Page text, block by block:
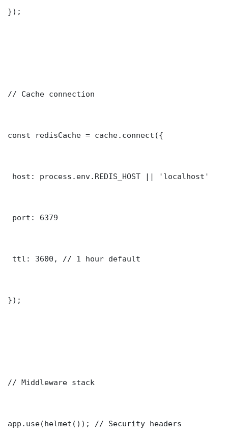
});
// Cache connection
const redisCache = cache.connect({
host: process.env.REDIS_HOST || 'localhost'
port: 6379
ttl: 3600, // 1 hour default
});
// Middleware stack
app.use(helmet()); // Security headers